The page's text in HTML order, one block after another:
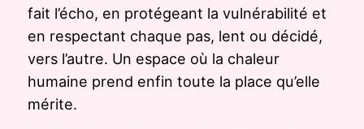
fait l’écho, en protégeant la vulnérabilité et
en respectant chaque pas, lent ou décidé,
vers l’autre. Un espace où la chaleur
humaine prend enfin toute la place qu’elle
mérite.